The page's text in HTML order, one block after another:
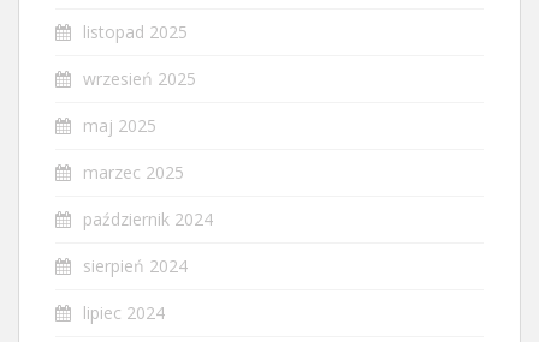
listopad 2025
wrzesień 2025
maj 2025
marzec 2025
październik 2024
sierpień 2024
lipiec 2024